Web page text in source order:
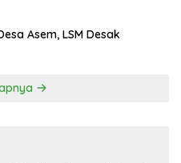
Asem, LSM Desak